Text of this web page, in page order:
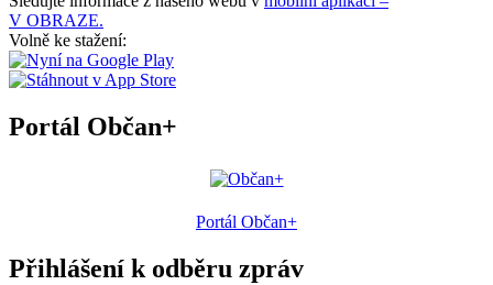
V OBRAZE.
Volně ke stažení:
Portál Občan+
Portál Občan+
Přihlášení k odběru zpráv